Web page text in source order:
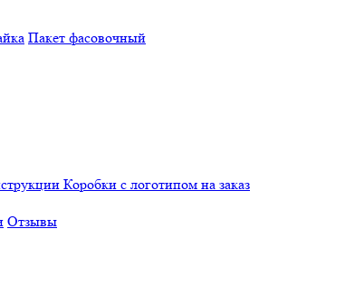
Пакет фасовочный
Коробки с логотипом на заказ
Отзывы